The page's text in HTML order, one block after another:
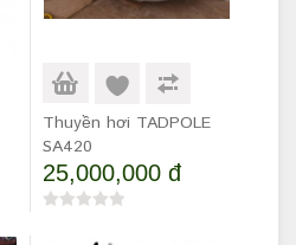
Thuyền hơi TADPOLE
SA420
25,000,000 đ